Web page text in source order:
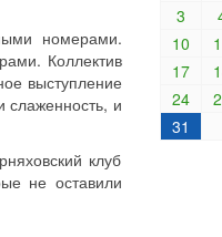
номерами.
Коллектив
выступление
слаженность, и
клуб
не оставили
3
10
17
24
31